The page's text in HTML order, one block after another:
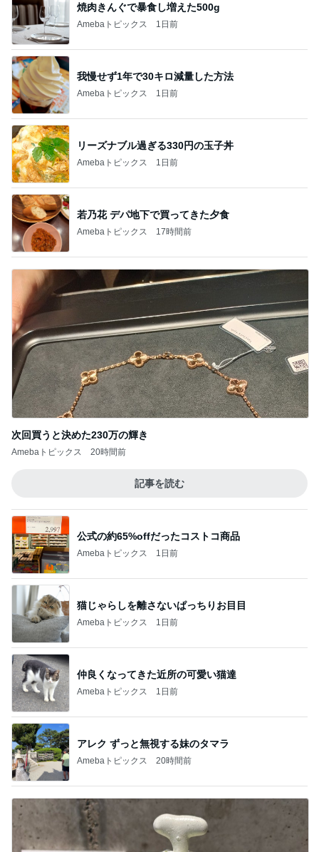
焼肉きんぐで暴食し増えた500g
Amebaトピックス 1日前
我慢せず1年で30キロ減量した方法
Amebaトピックス 1日前
リーズナブル過ぎる330円の玉子丼
Amebaトピックス 1日前
若乃花 デパ地下で買ってきた夕食
Amebaトピックス 17時間前
次回買うと決めた230万の輝き
Amebaトピックス 20時間前
記事を読む
公式の約65%offだったコストコ商品
Amebaトピックス 1日前
猫じゃらしを離さないぱっちりお目目
Amebaトピックス 1日前
仲良くなってきた近所の可愛い猫達
Amebaトピックス 1日前
アレク ずっと無視する妹のタマラ
Amebaトピックス 20時間前